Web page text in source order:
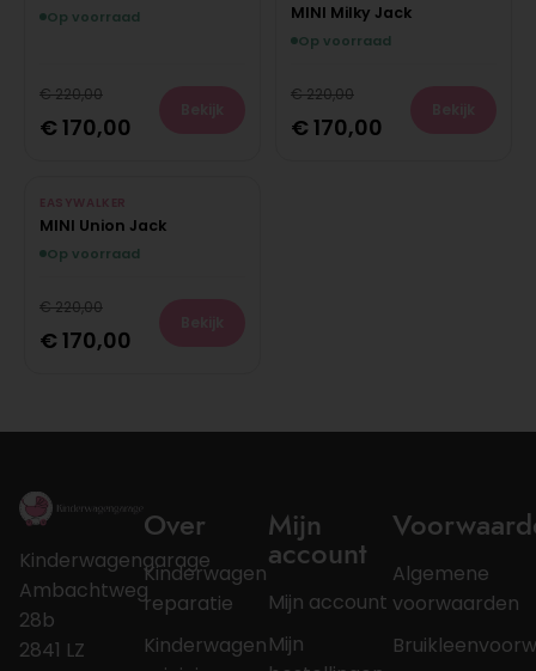
Op voorraad
€220,00
€ 170,00
MINI Milky Jack
Op voorraad
€220,00
€ 170,00
EASYWALKER
MINI Union Jack
Op voorraad
€220,00
€ 170,00
Kinderwagengarage
Ambachtweg
28b
2841 LZ
Over
Kinderwagen
reparatie
Kinderwagen
Mijn
account
Mijn account
Mijn
Algemene
voorwaarden